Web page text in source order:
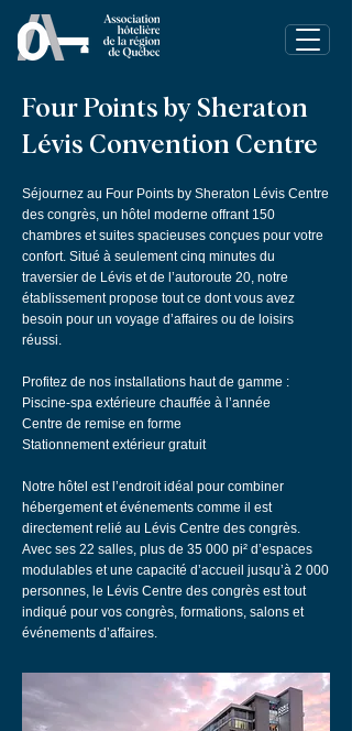
Four Points by Sheraton
Lévis Convention Centre
Séjournez au Four Points by Sheraton Lévis Centre
des congrès, un hôtel moderne offrant 150
chambres et suites spacieuses conçues pour votre
confort. Situé à seulement cinq minutes du
traversier de Lévis et de l’autoroute 20, notre
établissement propose tout ce dont vous avez
besoin pour un voyage d’affaires ou de loisirs
réussi.
Profitez de nos installations haut de gamme :
Piscine-spa extérieure chauffée à l’année
Centre de remise en forme
Stationnement extérieur gratuit
Notre hôtel est l’endroit idéal pour combiner
hébergement et événements comme il est
directement relié au Lévis Centre des congrès.
Avec ses 22 salles, plus de 35 000 pi² d’espaces
modulables et une capacité d’accueil jusqu’à 2 000
personnes, le Lévis Centre des congrès est tout
indiqué pour vos congrès, formations, salons et
événements d’affaires.